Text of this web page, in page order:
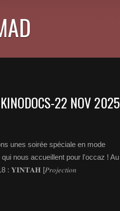
22 NOV 2025
unes soirée spéciale en mode
nous accueillent pour l'occaz ! Au
: 𝐘𝐈𝐍𝐓𝐀𝐇 [𝑃𝑟𝑜𝑗𝑒𝑐𝑡𝑖𝑜𝑛